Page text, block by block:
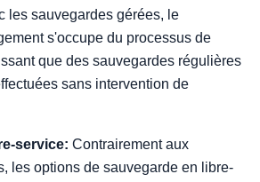
les sauvegardes gérées, le
s'occupe du processus de
que des sauvegardes régulières
sans intervention de
service: Contrairement aux
les options de sauvegarde en libre-